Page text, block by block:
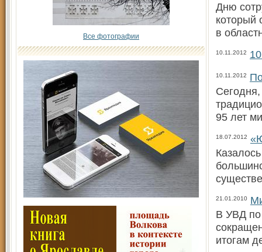
Все фотографии
Дню
который
в
10.11.2012
10.11.2012
95 лет
18.07.2012
21.01.2010
В УВД по
итогам